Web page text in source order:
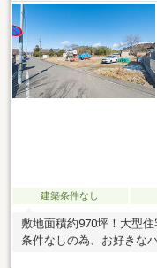
建築条件なし
敷地面積約970坪！大型
条件なしの為、お好きな